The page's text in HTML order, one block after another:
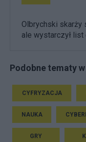
Olbrychski skarży
ale wystarczył list
Podobne tematy
CYFRYZACJA
NAUKA
GRY